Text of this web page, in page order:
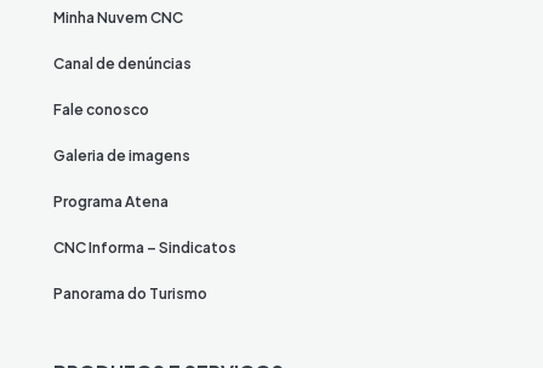
Minha Nuvem CNC
Canal de denúncias
Fale conosco
Galeria de imagens
Programa Atena
CNC Informa – Sindicatos
Panorama do Turismo